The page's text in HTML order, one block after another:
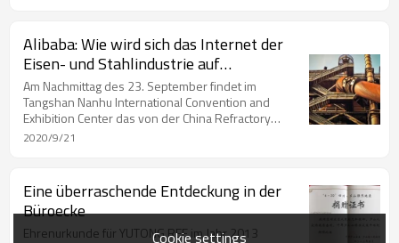
Alibaba: Wie wird sich das Internet der
Eisen- und Stahlindustrie auf
Feuerfestmaterialien auswirken?
Am Nachmittag des 23. September findet im
Tangshan Nanhu International Convention and
Exhibition Center das von der China Refractory
Industry Association gesponserte Gipfelforum zur
geben Ihnen Internetexperten der Alibaba-
Stahlindustrie ausführliche Interpretationen!
2020/9/21
Eine überraschende Entdeckung in der
Büroecke
Ehrenurkunde für YUTONG REF im Jahr 2013
Cookie settings